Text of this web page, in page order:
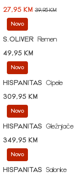
27,95 KM 39,95 KM
Novo
S.OLIVER
Remen
49,95 KM
Novo
HISPANITAS
Cipele
309,95 KM
Novo
HISPANITAS
Gležnjače
349,95 KM
Novo
HISPANITAS
Salonke